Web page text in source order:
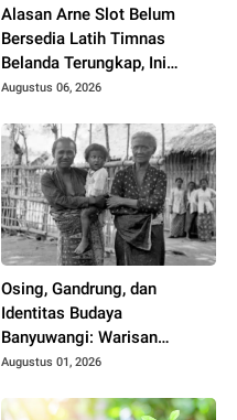
Alasan Arne Slot Belum
Bersedia Latih Timnas
Belanda Terungkap, Ini
Pertimbangannya
Augustus 06, 2026
Osing, Gandrung, dan
Identitas Budaya
Banyuwangi: Warisan
Blambangan yang Tetap
Augustus 01, 2026